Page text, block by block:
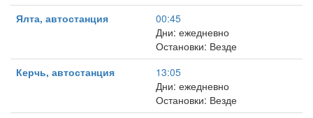
Ялта, автостанция
00:45
Дни: ежедневно
Остановки: Везде
Керчь, автостанция
13:05
Дни: ежедневно
Остановки: Везде